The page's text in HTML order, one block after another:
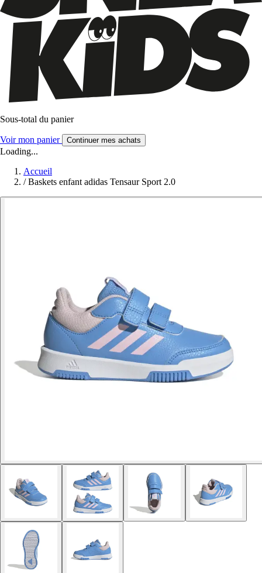
Sous-total du panier
Voir mon panier Continuer mes achats
Loading...
Accueil
/ Baskets enfant adidas Tensaur Sport 2.0